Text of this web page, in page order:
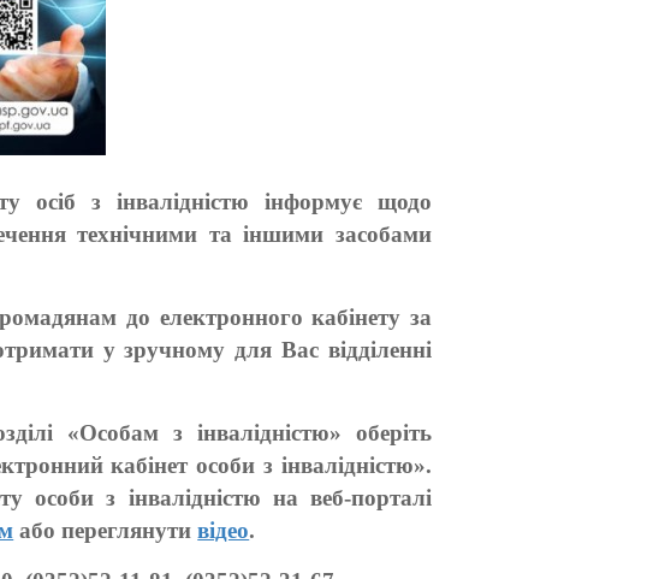
осіб з інвалідністю інформує щодо
технічними та іншими засобами
до електронного кабінету за
у зручному для Вас відділенні
«Особам з інвалідністю» оберіть
кабінет особи з інвалідністю».
особи з інвалідністю на веб-порталі
або переглянутивідео.